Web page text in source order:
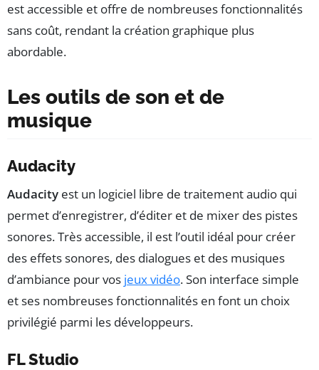
est accessible et offre de nombreuses fonctionnalités
sans coût, rendant la création graphique plus
abordable.
Les outils de son et de
musique
Audacity
Audacity est un logiciel libre de traitement audio qui
permet d’enregistrer, d’éditer et de mixer des pistes
sonores. Très accessible, il est l’outil idéal pour créer
des effets sonores, des dialogues et des musiques
d’ambiance pour vos jeux vidéo. Son interface simple
et ses nombreuses fonctionnalités en font un choix
privilégié parmi les développeurs.
FL Studio